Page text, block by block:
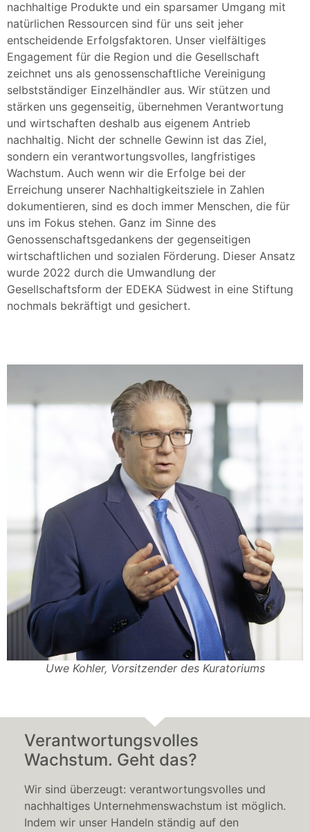
Uwe Kohler, Vorsitzender des Kuratoriums
nachhaltige Produkte und ein sparsamer Umgang mit
natürlichen Ressourcen sind für uns seit jeher
entscheidende Erfolgsfaktoren. Unser vielfältiges
Engagement für die Region und die Gesellschaft
zeichnet uns als genossenschaftliche Vereinigung
selbstständiger Einzelhändler aus. Wir stützen und
stärken uns gegenseitig, übernehmen Verantwortung
und wirtschaften deshalb aus eigenem Antrieb
nachhaltig. Nicht der schnelle Gewinn ist das Ziel,
sondern ein verantwortungsvolles, langfristiges
Wachstum. Auch wenn wir die Erfolge bei der
Erreichung unserer Nachhaltigkeitsziele in Zahlen
dokumentieren, sind es doch immer Menschen, die für
uns im Fokus stehen. Ganz im Sinne des
Genossenschaftsgedankens der gegenseitigen
wirtschaftlichen und sozialen Förderung. Dieser Ansatz
wurde 2022 durch die Umwandlung der
Gesellschaftsform der EDEKA Südwest in eine Stiftung
nochmals bekräftigt und gesichert.
Verantwortungsvolles
Wachstum. Geht das?
Wir sind überzeugt: verantwortungsvolles und
nachhaltiges Unternehmenswachstum ist möglich.
Indem wir unser Handeln ständig auf den